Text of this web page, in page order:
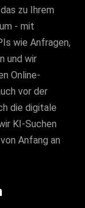
zu Ihrem
- mit
wie Anfragen,
und wir
Online-
vor der
die digitale
KI-Suchen
Anfang an